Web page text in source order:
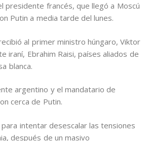
presidente francés, que llegó a Moscú
Putin a media tarde del lunes.
al primer ministro húngaro, Viktor
iraní, Ebrahim Raisi, países aliados de
blanca.
argentino y el mandatario de
cerca de Putin.
para intentar desescalar las tensiones
después de un masivo